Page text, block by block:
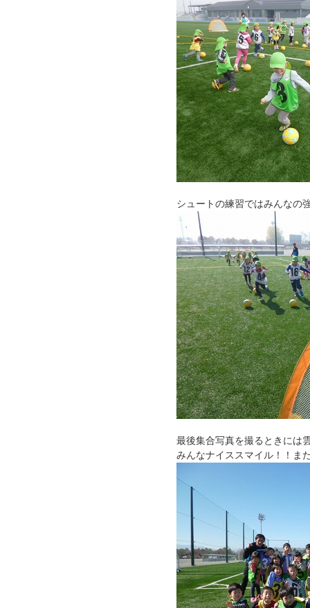
シュートの練習ではみんなの
最後集合写真を撮るときには
みんなナイススマイル！！ま